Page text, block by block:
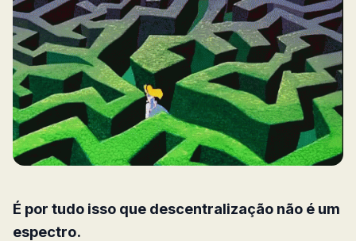
É por tudo isso que descentralização não é um
espectro.